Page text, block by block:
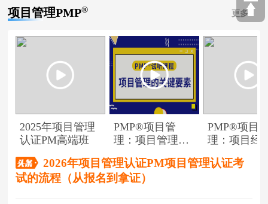
项目管理PMP® 更多
2025年项目管理
认证PM高端班
PMP®项目管
理：项目管理的
PMP®项目
理：项目经
2026年项目管理认证PM项目管理认证考
试的流程（从报名到拿证）